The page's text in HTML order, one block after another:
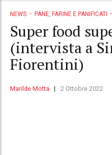
NEWS PANE, FARINE E PANIFICATI
Super food
(intervista a
Fiorentini)
Marilde Motta 2 Ottobre 2022